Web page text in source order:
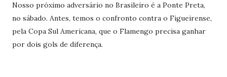
Nosso próximo adversário no Brasileiro é a Ponte Preta,
no sábado. Antes, temos o confronto contra o Figueirense,
pela Copa Sul Americana, que o Flamengo precisa ganhar
por dois gols de diferença.